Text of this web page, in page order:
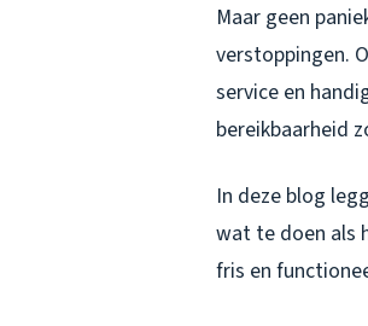
Maar geen
verstoppingen.
service en
bereikbaarheid
In deze blog
wat te doen als
fris en